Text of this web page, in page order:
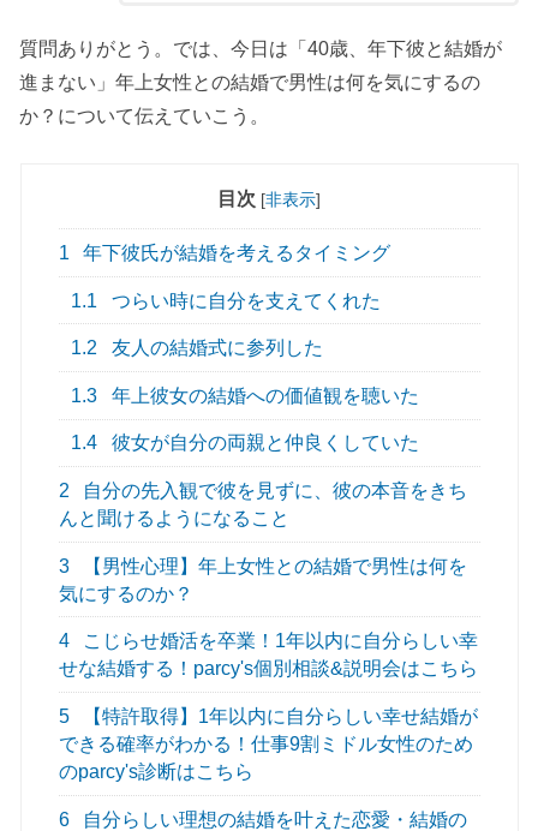
質問ありがとう。では、今日は「40歳、年下彼と結婚が
進まない」年上女性との結婚で男性は何を気にするの
か？について伝えていこう。
目次 [非表示]
1 年下彼氏が結婚を考えるタイミング
1.1 つらい時に自分を支えてくれた
1.2 友人の結婚式に参列した
1.3 年上彼女の結婚への価値観を聴いた
1.4 彼女が自分の両親と仲良くしていた
2
自分の先入観で彼を見ずに、彼の本音をきち
んと聞けるようになること
3
【男性心理】年上女性との結婚で男性は何を
気にするのか？
4
こじらせ婚活を卒業！1年以内に自分らしい幸
せな結婚する！parcy's個別相談&説明会はこちら
5
【特許取得】1年以内に自分らしい幸せ結婚が
できる確率がわかる！仕事9割ミドル女性のため
のparcy's診断はこちら
6
自分らしい理想の結婚を叶えた恋愛・結婚の